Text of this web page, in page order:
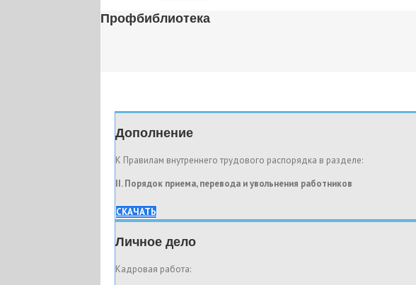
Профбиблиотека
Дополнение
К Правилам внутреннего трудового распорядка в разделе:
II. Порядок приема, перевода и увольнения работников
СКАЧАТЬ
Личное дело
Кадровая работа: